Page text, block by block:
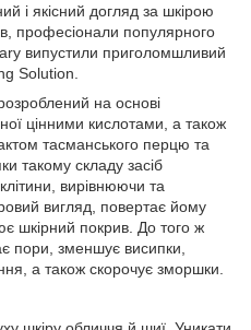
і якісний догляд за шкірою
професіонали популярного
випустили приголомшливий
Solution.
на основі
цінними кислотами, а також
тасманського перцю та
такому складу засіб
вирівнюючи та
вигляд, повертає йому
шкірний покрив. До того ж
пори, зменшує висипки,
а також скорочує зморшки.